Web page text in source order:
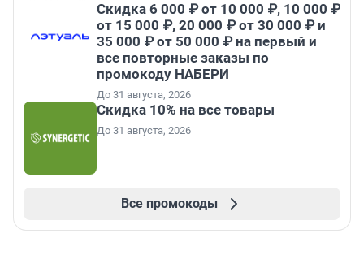
Скидка 6 000 ₽ от 10 000 ₽, 10 000 ₽
от 15 000 ₽, 20 000 ₽ от 30 000 ₽ и
35 000 ₽ от 50 000 ₽ на первый и
все повторные заказы по
промокоду НАБЕРИ
До 31 августа, 2026
Скидка 10% на все товары
До 31 августа, 2026
Все промокоды